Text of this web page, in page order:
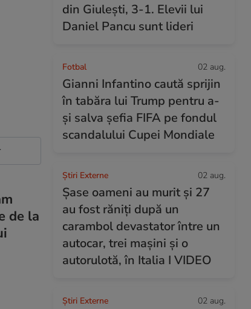
de la
din Giulești, 3-1. Elevii lui
Daniel Pancu sunt lideri
Fotbal 02 aug.
Gianni Infantino caută sprijin
în tabăra lui Trump pentru a-
și salva șefia FIFA pe fondul
scandalului Cupei Mondiale
Știri Externe 02 aug.
Șase oameni au murit și 27
au fost răniți după un
carambol devastator între un
autocar, trei mașini și o
autorulotă, în Italia I VIDEO
Știri Externe 02 aug.